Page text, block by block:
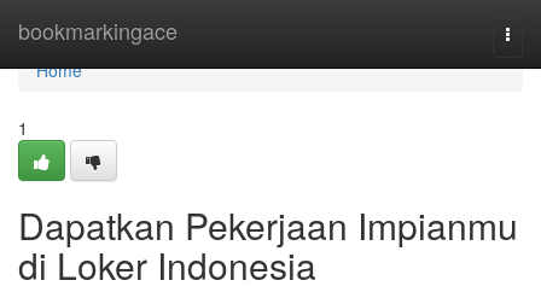
bookmarkingace
Home
Home
1
Dapatkan Pekerjaan Impianmu
di Loker Indonesia